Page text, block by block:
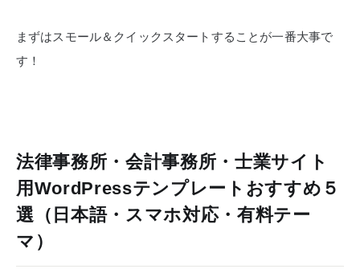
まずはスモール＆クイックスタートすることが一番大事で
す！
法律事務所・会計事務所・士業サイト
用WordPressテンプレートおすすめ５
選（日本語・スマホ対応・有料テー
マ）